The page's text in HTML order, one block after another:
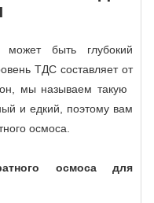
может быть глубокий
ТДС составляет от
мы называем такую
и едкий, поэтому вам
осмоса.
осмоса для